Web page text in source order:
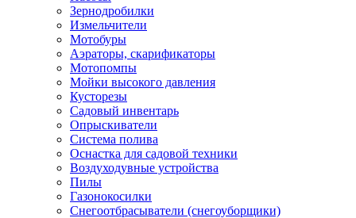
Зернодробилки
Измельчители
Мотобуры
Аэраторы, скарификаторы
Мотопомпы
Мойки высокого давления
Кусторезы
Садовый инвентарь
Опрыскиватели
Система полива
Оснастка для садовой техники
Воздуходувные устройства
Пилы
Газонокосилки
Снегоотбрасыватели (снегоуборщики)